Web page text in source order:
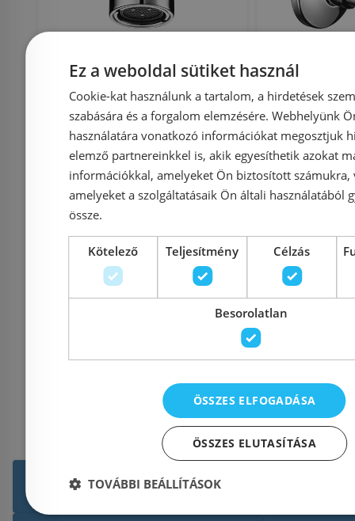
Schell UNIVERSAL
lopásbiztos perlátor
021210699
Azonosító: 169672
Cikkszám: 021210699
5 600 Ft
Schell
Még több Kiegészítők
Ez a weboldal sütiket használ
Cookie-kat használunk a tartalom, a hirdetések
szabására és a forgalom elemzésére. Webhelyünk
használatára vonatkozó információkat megosztjuk
elemző partnereinkkel is, akik egyesíthetik azokat
információkkal, amelyeket Ön biztosított számukra,
amelyeket a szolgáltatásaik Ön általi használatából
össze.
Kötelező Teljesítmény Célzás
Besorolatlan
ÖSSZES ELFOGADÁSA
ÖSSZES ELUTASÍTÁSA
TOVÁBBI BEÁLLÍTÁSOK